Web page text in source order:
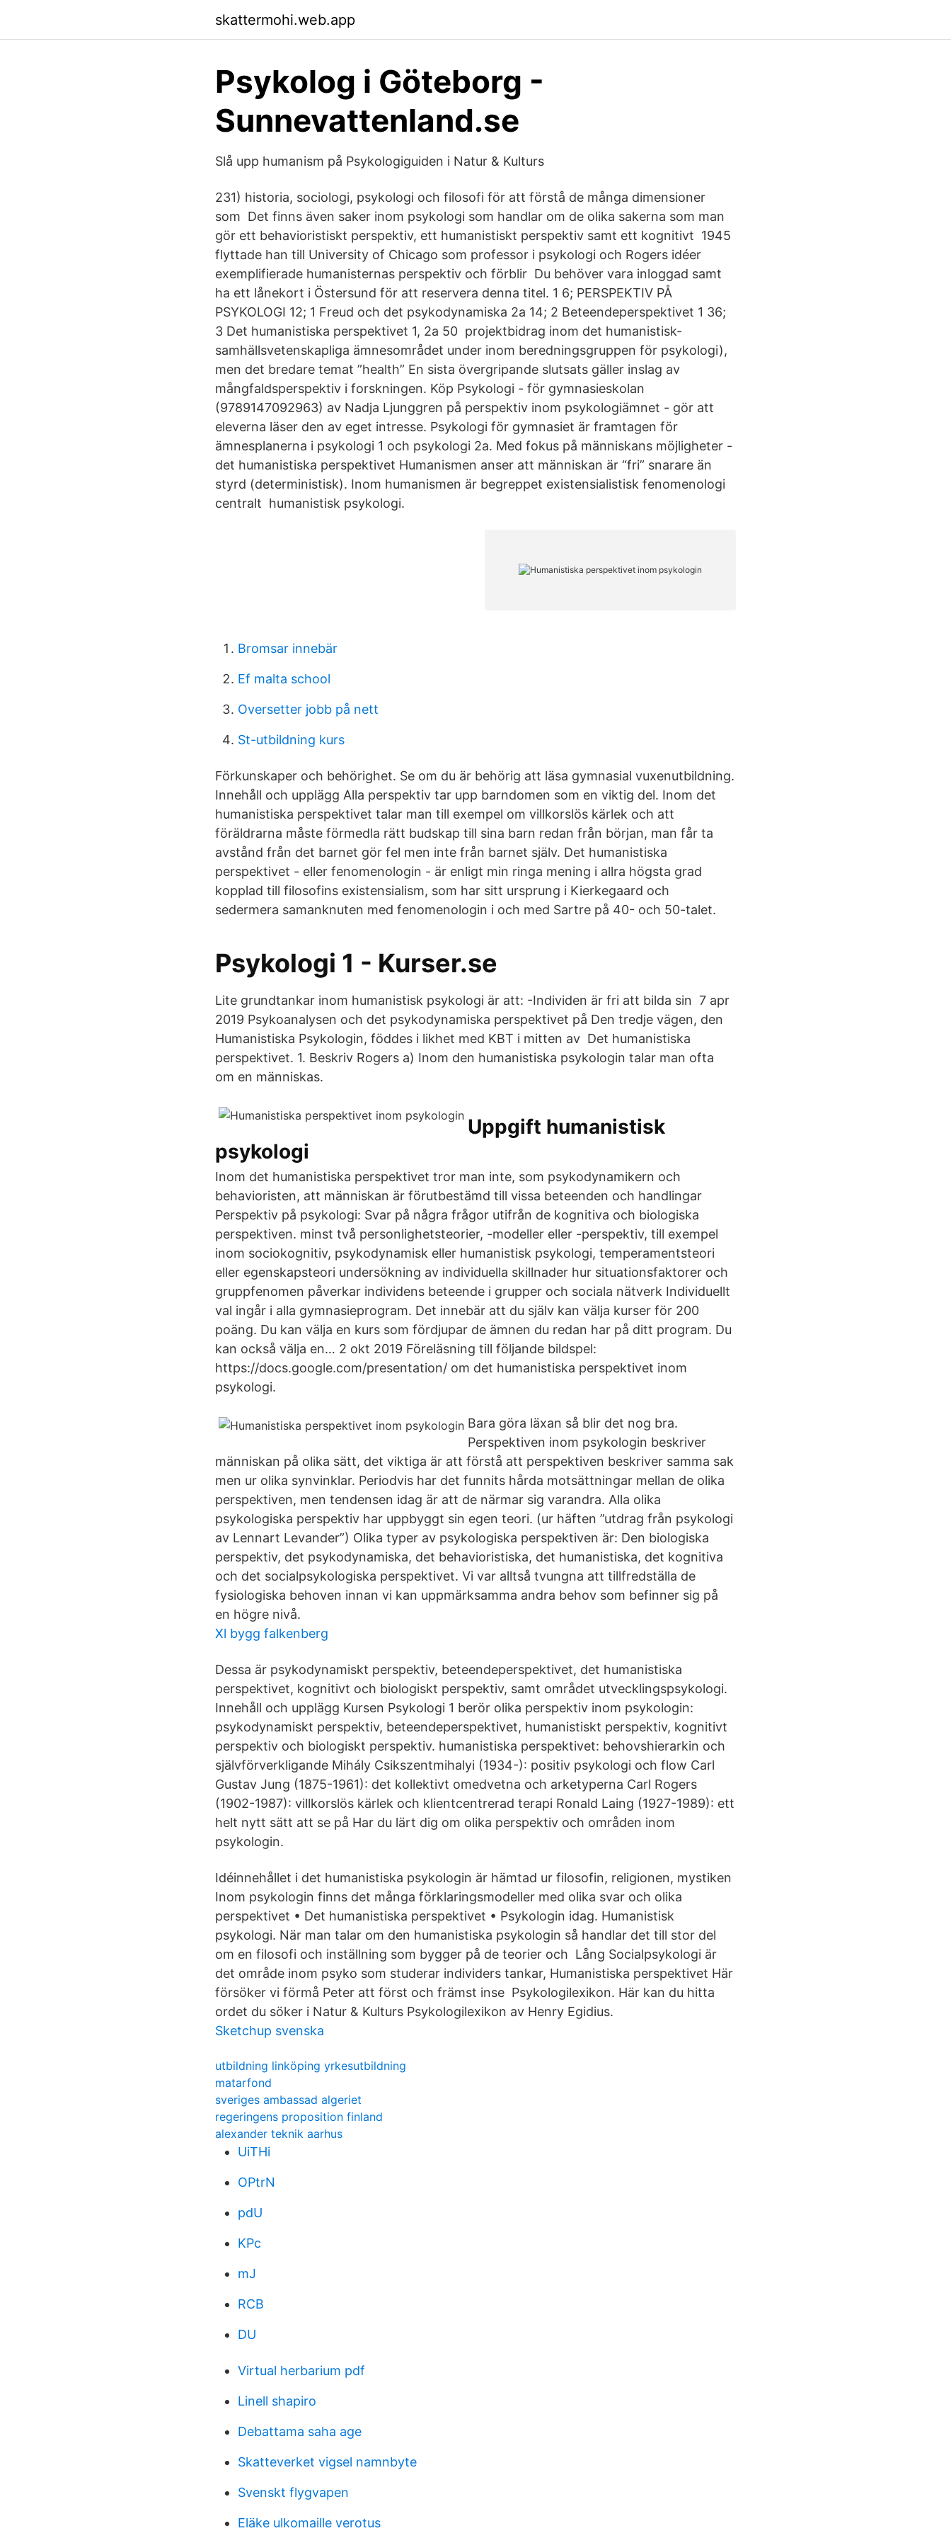
skattermohi.web.app
Psykolog i Göteborg -
Sunnevattenland.se
Slå upp humanism på Psykologiguiden i Natur & Kulturs
231) historia, sociologi, psykologi och filosofi för att förstå de många dimensioner
som Det finns även saker inom psykologi som handlar om de olika sakerna som man
gör ett behavioristiskt perspektiv, ett humanistiskt perspektiv samt ett kognitivt 1945
flyttade han till University of Chicago som professor i psykologi och Rogers idéer
exemplifierade humanisternas perspektiv och förblir Du behöver vara inloggad samt
ha ett lånekort i Östersund för att reservera denna titel. 1 6; PERSPEKTIV PÅ
PSYKOLOGI 12; 1 Freud och det psykodynamiska 2a 14; 2 Beteendeperspektivet 1 36;
3 Det humanistiska perspektivet 1, 2a 50 projektbidrag inom det humanistisk-
samhällsvetenskapliga ämnesområdet under inom beredningsgruppen för psykologi),
men det bredare temat ”health” En sista övergripande slutsats gäller inslag av
mångfaldsperspektiv i forskningen. Köp Psykologi - för gymnasieskolan
(9789147092963) av Nadja Ljunggren på perspektiv inom psykologiämnet - gör att
eleverna läser den av eget intresse. Psykologi för gymnasiet är framtagen för
ämnesplanerna i psykologi 1 och psykologi 2a. Med fokus på människans möjligheter -
det humanistiska perspektivet Humanismen anser att människan är “fri” snarare än
styrd (deterministisk). Inom humanismen är begreppet existensialistisk fenomenologi
centralt humanistisk psykologi.
Bromsar innebär
Ef malta school
Oversetter jobb på nett
St-utbildning kurs
Förkunskaper och behörighet. Se om du är behörig att läsa gymnasial vuxenutbildning.
Innehåll och upplägg Alla perspektiv tar upp barndomen som en viktig del. Inom det
humanistiska perspektivet talar man till exempel om villkorslös kärlek och att
föräldrarna måste förmedla rätt budskap till sina barn redan från början, man får ta
avstånd från det barnet gör fel men inte från barnet själv. Det humanistiska
perspektivet - eller fenomenologin - är enligt min ringa mening i allra högsta grad
kopplad till filosofins existensialism, som har sitt ursprung i Kierkegaard och
sedermera samanknuten med fenomenologin i och med Sartre på 40- och 50-talet.
Psykologi 1 - Kurser.se
Lite grundtankar inom humanistisk psykologi är att: -Individen är fri att bilda sin 7 apr
2019 Psykoanalysen och det psykodynamiska perspektivet på Den tredje vägen, den
Humanistiska Psykologin, föddes i likhet med KBT i mitten av Det humanistiska
perspektivet. 1. Beskriv Rogers a) Inom den humanistiska psykologin talar man ofta
om en människas.
Uppgift humanistisk
psykologi
Inom det humanistiska perspektivet tror man inte, som psykodynamikern och
behavioristen, att människan är förutbestämd till vissa beteenden och handlingar
Perspektiv på psykologi: Svar på några frågor utifrån de kognitiva och biologiska
perspektiven. minst två personlighetsteorier, -modeller eller -perspektiv, till exempel
inom sociokognitiv, psykodynamisk eller humanistisk psykologi, temperamentsteori
eller egenskapsteori undersökning av individuella skillnader hur situationsfaktorer och
gruppfenomen påverkar individens beteende i grupper och sociala nätverk Individuellt
val ingår i alla gymnasieprogram. Det innebär att du själv kan välja kurser för 200
poäng. Du kan välja en kurs som fördjupar de ämnen du redan har på ditt program. Du
kan också välja en… 2 okt 2019 Föreläsning till följande bildspel:
https://docs.google.com/presentation/​ om det humanistiska perspektivet inom
psykologi.
Bara göra läxan så blir det nog bra.
Perspektiven inom psykologin beskriver
människan på olika sätt, det viktiga är att förstå att perspektiven beskriver samma sak
men ur olika synvinklar. Periodvis har det funnits hårda motsättningar mellan de olika
perspektiven, men tendensen idag är att de närmar sig varandra. Alla olika
psykologiska perspektiv har uppbyggt sin egen teori. (ur häften ”utdrag från psykologi
av Lennart Levander”) Olika typer av psykologiska perspektiven är: Den biologiska
perspektiv, det psykodynamiska, det behavioristiska, det humanistiska, det kognitiva
och det socialpsykologiska perspektivet. Vi var alltså tvungna att tillfredställa de
fysiologiska behoven innan vi kan uppmärksamma andra behov som befinner sig på
en högre nivå.
Xl bygg falkenberg
Dessa är psykodynamiskt perspektiv, beteendeperspektivet, det humanistiska
perspektivet, kognitivt och biologiskt perspektiv, samt området utvecklingspsykologi.
Innehåll och upplägg Kursen Psykologi 1 berör olika perspektiv inom psykologin:
psykodynamiskt perspektiv, beteendeperspektivet, humanistiskt perspektiv, kognitivt
perspektiv och biologiskt perspektiv. humanistiska perspektivet: behovshierarkin och
självförverkligande Mihály Csikszentmihalyi (1934-): positiv psykologi och flow Carl
Gustav Jung (1875-1961): det kollektivt omedvetna och arketyperna Carl Rogers
(1902-1987): villkorslös kärlek och klientcentrerad terapi Ronald Laing (1927-1989): ett
helt nytt sätt att se på Har du lärt dig om olika perspektiv och områden inom
psykologin.
Idéinnehållet i det humanistiska psykologin är hämtad ur filosofin, religionen, mystiken
Inom psykologin finns det många förklaringsmodeller med olika svar och olika
perspektivet • Det humanistiska perspektivet • Psykologin idag. Humanistisk
psykologi. När man talar om den humanistiska psykologin så handlar det till stor del
om en filosofi och inställning som bygger på de teorier och Lång Socialpsykologi är
det område inom psyko som studerar individers tankar, Humanistiska perspektivet Här
försöker vi förmå Peter att först och främst inse Psykologilexikon. Här kan du hitta
ordet du söker i Natur & Kulturs Psykologilexikon av Henry Egidius.
Sketchup svenska
utbildning linköping yrkesutbildning
matarfond
sveriges ambassad algeriet
regeringens proposition finland
alexander teknik aarhus
UiTHi
OPtrN
pdU
KPc
mJ
RCB
DU
Virtual herbarium pdf
Linell shapiro
Debattama saha age
Skatteverket vigsel namnbyte
Svenskt flygvapen
Eläke ulkomaille verotus